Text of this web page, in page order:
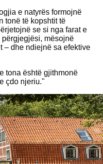
e natyrës formojnë
tonë të kopshtit të
se si nga farat e
përgjegjësi, mësojnë
– dhe ndiejnë sa efektive
tona është gjithmonë
çdo njeriu."